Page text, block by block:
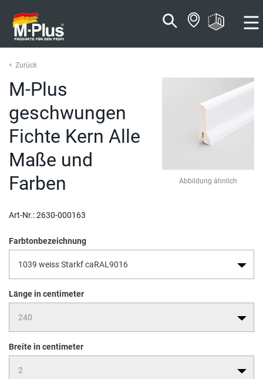
Inhalt
springen
Navigationsmenü
springen
Zurück
M-Plus
geschwungen
Fichte Kern Alle
Maße und
Farben
Abbildung ähnlich
Art-Nr.:2630-000163
Farbtonbezeichnung
Länge in centimeter
Breite in centimeter